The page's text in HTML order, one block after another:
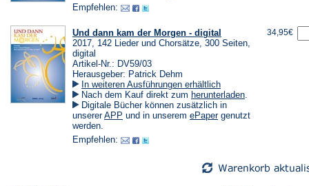
Empfehlen:
Und dann kam der Morgen - digital
2017, 142 Lieder und Chorsätze, 300 Seiten,
digital
Artikel-Nr.: DV59/03
Herausgeber: Patrick Dehm
In weiteren Ausführungen erhältlich
Nach dem Kauf direkt zum herunterladen(Öffnet
einem
.
Digitale Bücher können zusätzlich in
unsererAPP (Öffnet
neuen
und in unserem ePaper(Öffnet
genutzt
werden.
Empfehlen:
34,95€